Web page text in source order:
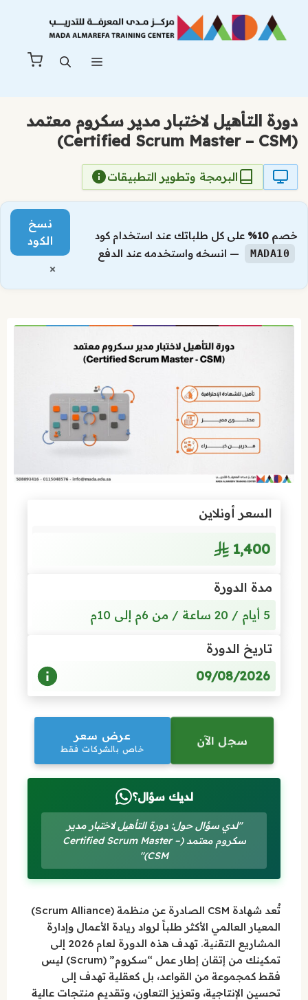
المحتوى
دورة التأهيل لاختبار مدير سكروم معتمد
(Certified Scrum Master – CSM)
البرمجة وتطوير التطبيقات
خصم 10% على كل طلباتك عند استخدام كود
MADA10 — انسخه واستخدمه عند الدفع
نسخ
الكود
×
السعر أونلاين
1٬400
مدة الدورة
5 أيام / 20 ساعة / من 6م إلى 10م
تاريخ الدورة
09/08/2026
سجل الآن عرض سعر
خاص بالشركات فقط
لديك سؤال؟
"لدي سؤال حول: دورة التأهيل لاختبار مدير
سكروم معتمد (Certified Scrum Master –
CSM)"
تُعد شهادة CSM الصادرة عن منظمة (Scrum Alliance)
المعيار العالمي الأكثر طلباً لرواد ريادة الأعمال وإدارة
المشاريع التقنية. تهدف هذه الدورة لعام 2026 إلى
تمكينك من إتقان إطار عمل “سكروم” (Scrum) ليس
فقط كمجموعة من القواعد، بل كعقلية تهدف إلى
تحسين الإنتاجية، وتعزيز التعاون، وتقديم منتجات عالية